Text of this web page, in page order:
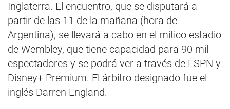
Inglaterra. El encuentro, que se disputará a
partir de las 11 de la mañana (hora de
Argentina), se llevará a cabo en el mítico estadio
de Wembley, que tiene capacidad para 90 mil
espectadores y se podrá ver a través de ESPN y
Disney+ Premium. El árbitro designado fue el
inglés Darren England.